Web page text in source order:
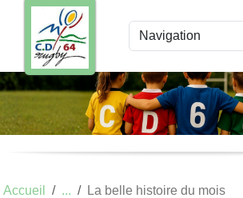
Accueil La belle histoire du mois
Panneau de gestion des cookies